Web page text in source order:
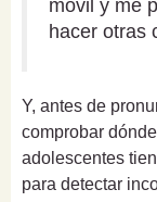
móvil y me
hacer otras
Y, antes de
comprobar
adolescentes
para detectar